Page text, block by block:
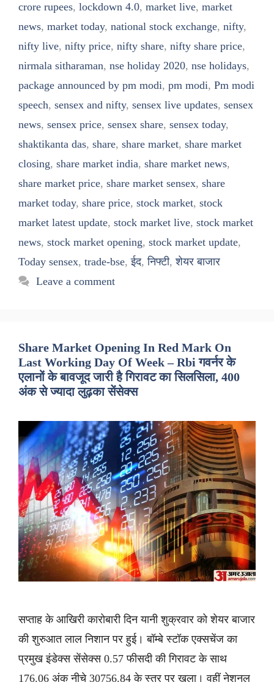
crore rupees, lockdown 4.0, market live, market
news, market today, national stock exchange, nifty,
nifty live, nifty price, nifty share, nifty share price,
nirmala sitharaman, nse holiday 2020, nse holidays,
package announced by pm modi, pm modi, Pm modi
speech, sensex and nifty, sensex live updates, sensex
news, sensex price, sensex share, sensex today,
shaktikanta das, share, share market, share market
closing, share market india, share market news,
share market price, share market sensex, share
market today, share price, stock market, stock
market latest update, stock market live, stock market
news, stock market opening, stock market update,
Today sensex, trade-bse,ईद,निफ्टी,शेयर बाजार
Leave a comment
Share Market Opening In Red Mark On
Last Working Day Of Week – Rbi गवर्नर के
एलानों के बावजूद जारी है गिरावट का सिलसिला, 400
अंक से ज्यादा लुढ़का सेंसेक्स
सप्ताह के आखिरी कारोबारी दिन यानी शुक्रवार को शेयर बाजार
की शुरुआत लाल निशान पर हुई। बॉम्बे स्टॉक एक्सचेंज का
प्रमुख इंडेक्स सेंसेक्स 0.57 फीसदी की गिरावट के साथ
176.06 अंक नीचे 30756.84 के स्तर पर खुला। वहीं नेशनल